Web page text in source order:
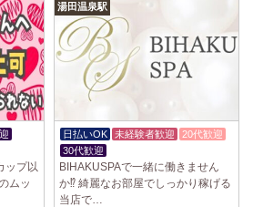
山ルーム
集！ 「本気で稼ぎたい！」「もっと人気セ
んなあなたを全力でサポートします…
ピストが不足しています！ 今後も新規出店が
るセラピストを大募集します！ 女性…
ップ以
ムッ
湯田温泉駅
日払いOK 未経験者歓迎
20代歓迎
30代歓迎
BIHAKUSPAで一緒に働きません
か⁉️ 綺麗なお部屋でしっかり稼げる
当店で…